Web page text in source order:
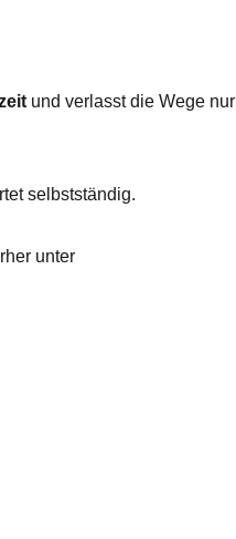
und verlasst die Wege nur
selbstständig.
unter